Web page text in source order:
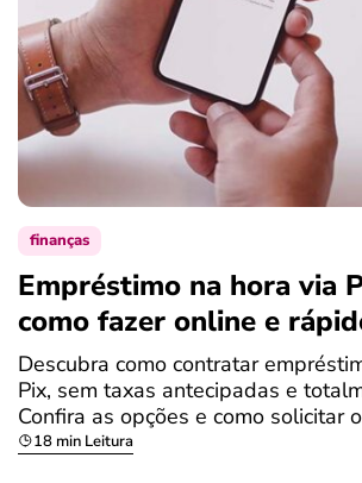
finanças
Empréstimo na hora via
como fazer online e
Descubra como contratar
Pix, sem taxas antecipadas e
Confira as opções e como solicitar
18 min Leitura